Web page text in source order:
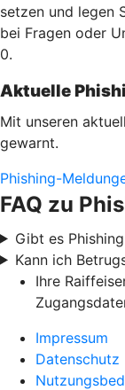
setzen und legen
bei Fragen oder
0.
Aktuelle
Mit unseren
gewarnt.
Phishing-
FAQ zu
Gibt es
Kann ich
Ihre
Impressum
Datenschutz